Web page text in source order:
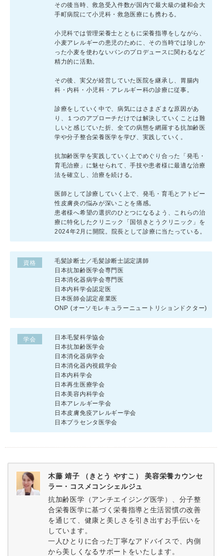
その後当時、救急受入件数が国内で最大級の健和会大
手町病院にて小児科・救急医療にも携わる。
小児科では管理栄養士とともに栄養指導をしながら、
小麦アレルギーの患児のために、その当時では珍しか
った小麦を使わないパンのプロデュースに関わるなど
精力的に活動。
その後、実父が経営していた医院を継承し、胃腸内
科・内科・小児科・アレルギー科の診療に従事。
診療をしていく中で、病気にはさまざまな原因があ
り、１つのアプローチだけでは解決していくことは難
しいと感じていた折、全ての病態を網羅する抗加齢医
学や分子整合栄養医学を学び、実践していく。
抗加齢医学を実践していく上でめぐり合った「発毛・
育毛治療」に魅せられて、手技や患者様に最適な治療
法を確立し、治療を続ける。
医師として診療していく上で、発毛・育毛とアトピー
性皮膚炎の悩みが深いことを痛感。
患者様へ希望の選択のひとつになるよう、これらの治
療に特化したクリニック「国領きとうクリニック」を
2024年2月に開院。院長として診療に当たっている。
資格
毛髪診断士／毛髪診断士認定講師
日本抗加齢医学会専門医
日本消化器病学会専門医
日本内科学会認定医
日本医師会認定産業医
ONP (オーソモレキュラーニュートリションドクター)
学会
日本毛髪科学協会
日本抗加齢医学会
日本消化器病学会
日本消化器内視鏡学会
日本内科学会
日本再生医療学会
日本美容内科学会
日本アレルギー学会
日本皮膚免疫アレルギー学会
日本プラセンタ医学会
木藤 靖子 （きとう やすこ） 美容栄養カウンセ
ラー・コスメコンシェルジュ
抗加齢医学（アンチエイジング医学）、分子整
合栄養医学に基づく栄養指導と生活習慣の改善
を通じて、健康と美しさを引き出すお手伝いを
しています。
一人ひとりに合った丁寧なアドバイスで、内側
から美しくなるサポートをいたします。